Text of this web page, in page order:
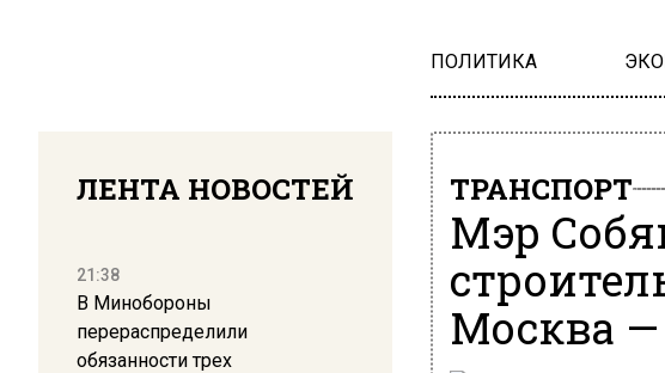
ПОЛИТИКА
ЛЕНТА НОВОСТЕЙ
21:38
В Минобороны
перераспределили
обязанности трех
ТРАНСПОРТ
Мэр
Москва —